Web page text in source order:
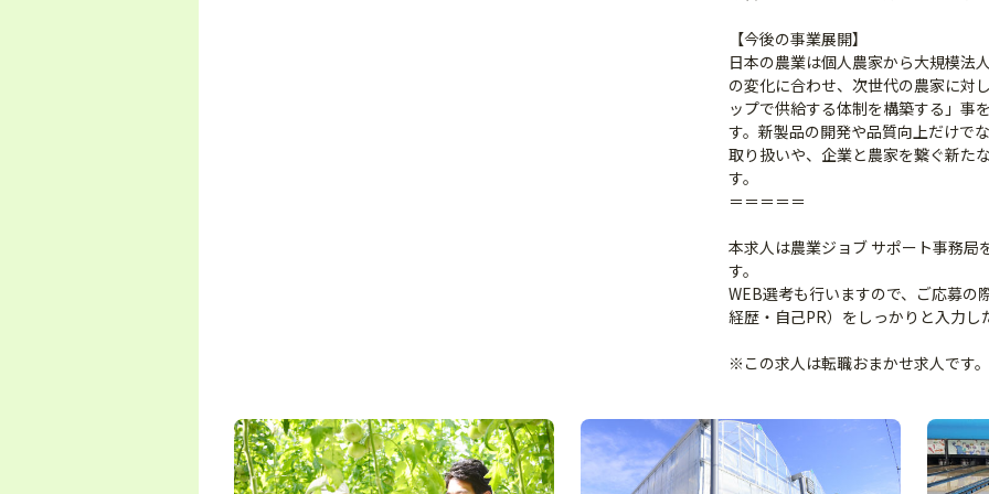
【今後の事業展開】
日本の農業は個人農家から大規模法
の変化に合わせ、次世代の農家に対
ップで供給する体制を構築する」事
す。新製品の開発や品質向上だけで
取り扱いや、企業と農家を繋ぐ新た
す。
＝＝＝＝＝
本求人は農業ジョブ サポート事務
す。
WEB選考も行いますので、ご応募の
経歴・自己PR）をしっかりと入力
※この求人は転職おまかせ求人です。